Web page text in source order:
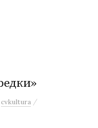
cvkultura /